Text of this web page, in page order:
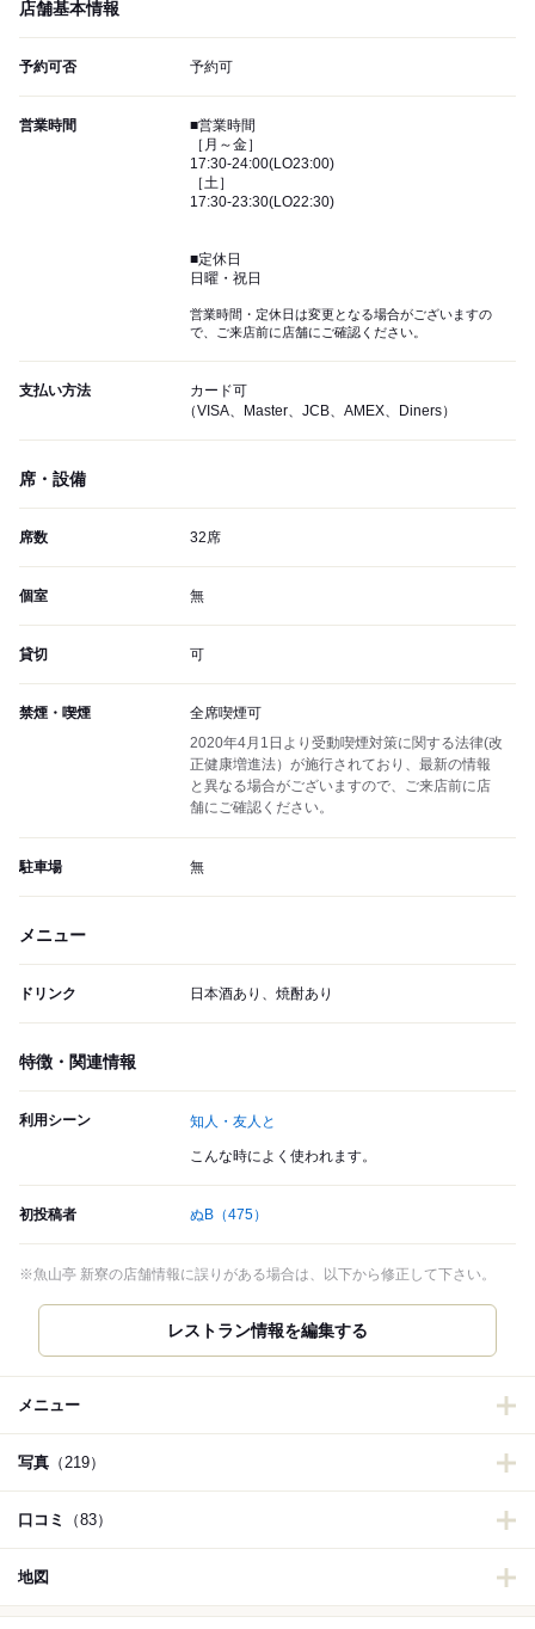
店舗基本情報
予約可否 予約可
営業時間
■営業時間
［月～金］
17:30-24:00(LO23:00)
［土］
17:30-23:30(LO22:30)
■定休日
日曜・祝日
営業時間・定休日は変更となる場合がございますの
で、ご来店前に店舗にご確認ください。
支払い方法
カード可
（VISA、Master、JCB、AMEX、Diners）
席・設備
席数 32席
個室 無
貸切 可
禁煙・喫煙
全席喫煙可
2020年4月1日より受動喫煙対策に関する法律(改
正健康増進法）が施行されており、最新の情報
と異なる場合がございますので、ご来店前に店
舗にご確認ください。
駐車場 無
メニュー
ドリンク 日本酒あり、焼酎あり
特徴・関連情報
利用シーン 知人・友人と
こんな時によく使われます。
初投稿者 ぬB （475）
※魚山亭 新寮の店舗情報に誤りがある場合は、以下から修正して下さい。
レストラン情報を編集する
メニュー
写真 （219）
口コミ （83）
地図